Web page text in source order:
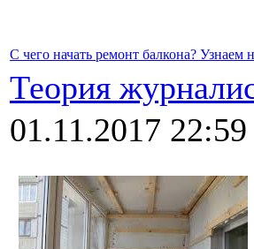
С чего начать ремонт балкона? Узнаем
Теория
01.11.2017 22:59